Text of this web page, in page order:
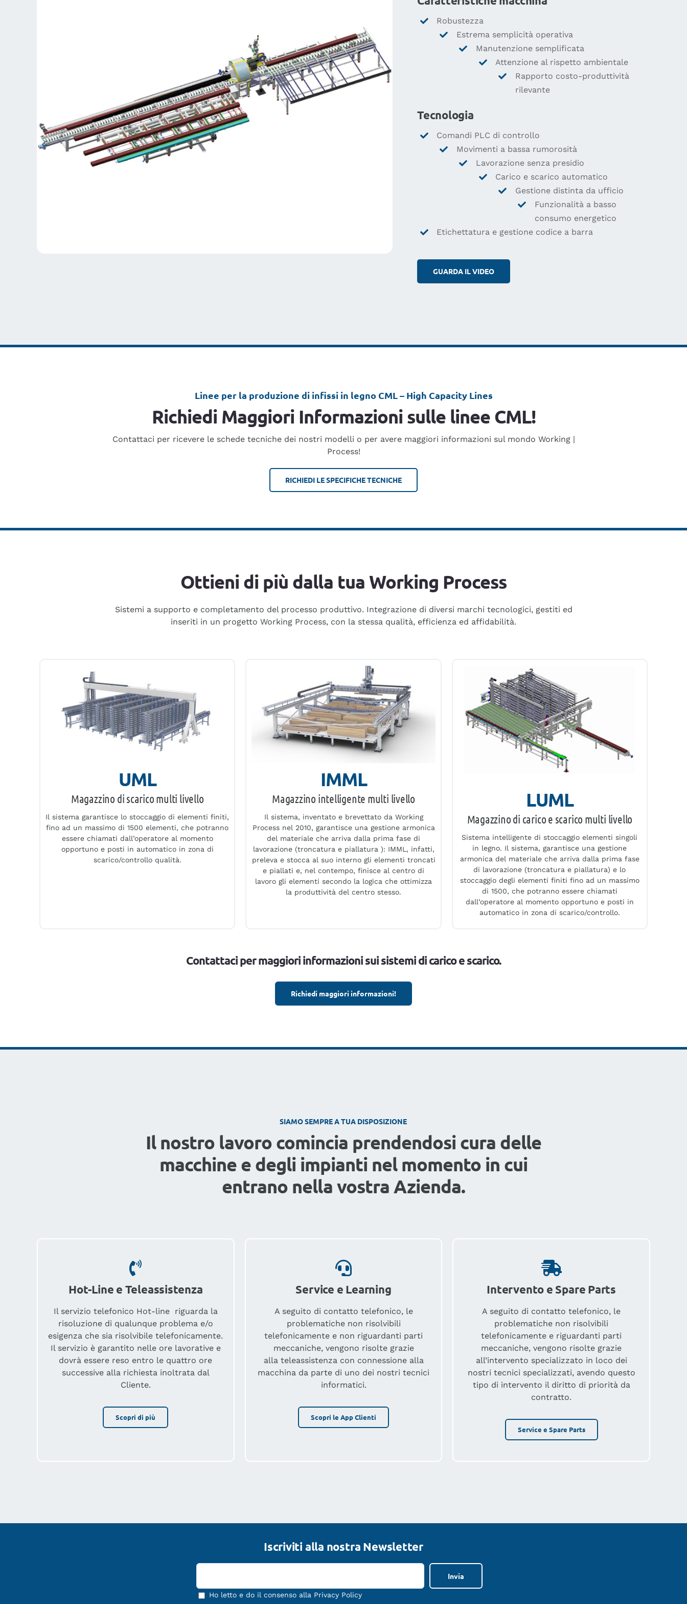
Robustezza
Estrema semplicità operativa
Manutenzione semplificata
Attenzione al rispetto ambientale
Rapporto costo-produttività
rilevante
Tecnologia
Comandi PLC di controllo
Movimenti a bassa rumorosità
Lavorazione senza presidio
Carico e scarico automatico
Gestione distinta da ufficio
Funzionalità a basso
consumo energetico
Etichettatura e gestione codice a barra
GUARDA IL VIDEO
Linee per la produzione di infissi in legno CML – High Capacity Lines
Richiedi Maggiori Informazioni sulle linee CML!
Contattaci per ricevere le schede tecniche dei nostri modelli o per avere maggiori informazioni sul mondo Working |
Process!
RICHIEDI LE SPECIFICHE TECNICHE
Ottieni di più dalla tua Working Process
Sistemi a supporto e completamento del processo produttivo. Integrazione di diversi marchi tecnologici, gestiti ed
inseriti in un progetto Working Process, con la stessa qualità, efficienza ed affidabilità.
UML
Magazzino di scarico multi livello
Il sistema garantisce lo stoccaggio di elementi finiti,
fino ad un massimo di 1500 elementi, che potranno
essere chiamati dall’operatore al momento
opportuno e posti in automatico in zona di
scarico/controllo qualità.
IMML
Magazzino intelligente multi livello
Il sistema, inventato e brevettato da Working
Process nel 2010, garantisce una gestione armonica
del materiale che arriva dalla prima fase di
lavorazione (troncatura e piallatura ): IMML, infatti,
preleva e stocca al suo interno gli elementi troncati
e piallati e, nel contempo, finisce al centro di
lavoro gli elementi secondo la logica che ottimizza
la produttività del centro stesso.
LUML
Magazzino di carico e scarico multi livello
Sistema intelligente di stoccaggio elementi singoli
in legno. Il sistema, garantisce una gestione
armonica del materiale che arriva dalla prima fase
di lavorazione (troncatura e piallatura) e lo
stoccaggio degli elementi finiti fino ad un massimo
di 1500, che potranno essere chiamati
dall’operatore al momento opportuno e posti in
automatico in zona di scarico/controllo.
Contattaci per maggiori informazioni sui sistemi di carico e scarico.
Richiedi maggiori informazioni!
SIAMO SEMPRE A TUA DISPOSIZIONE
Il nostro lavoro comincia prendendosi cura delle
macchine e degli impianti nel momento in cui
entrano nella vostra Azienda.
Hot-Line e Teleassistenza
Il servizio telefonico Hot-line riguarda la
risoluzione di qualunque problema e/o
esigenza che sia risolvibile telefonicamente.
Il servizio è garantito nelle ore lavorative e
dovrà essere reso entro le quattro ore
successive alla richiesta inoltrata dal
Cliente.
Scopri di più
Service e Learning
A seguito di contatto telefonico, le
problematiche non risolvibili
telefonicamente e non riguardanti parti
meccaniche, vengono risolte grazie
alla teleassistenza con connessione alla
macchina da parte di uno dei nostri tecnici
informatici.
Scopri le App Clienti
Intervento e Spare Parts
A seguito di contatto telefonico, le
problematiche non risolvibili
telefonicamente e riguardanti parti
meccaniche, vengono risolte grazie
all’intervento specializzato in loco dei
nostri tecnici specializzati, avendo questo
tipo di intervento il diritto di priorità da
contratto.
Service e Spare Parts
Iscriviti alla nostra Newsletter
Ho letto e do il consenso alla Privacy Policy